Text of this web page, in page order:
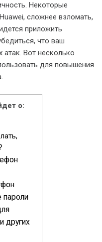
Некоторые
сложнее взломать,
приложить
что ваш
атак. Вот несколько
для повышения
о:
пароли
других